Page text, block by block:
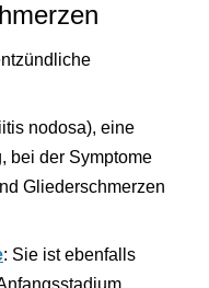
nodosa), eine
bei der Symptome
Gliederschmerzen
: Sie ist ebenfalls